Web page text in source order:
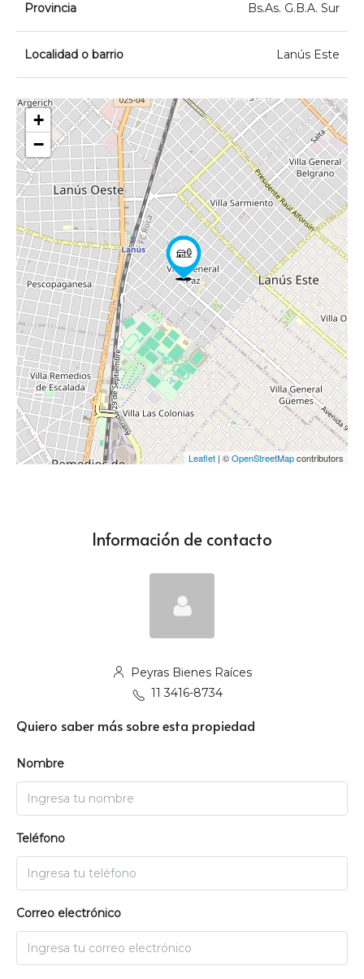
Provincia Bs.As. G.B.A. Sur
Localidad o barrio Lanús Este
+
−
Leaflet | ©OpenStreetMapcontributors
Información de contacto
Peyras Bienes Raíces
11 3416-8734
Quiero saber más sobre esta propiedad
Nombre
Teléfono
Correo electrónico